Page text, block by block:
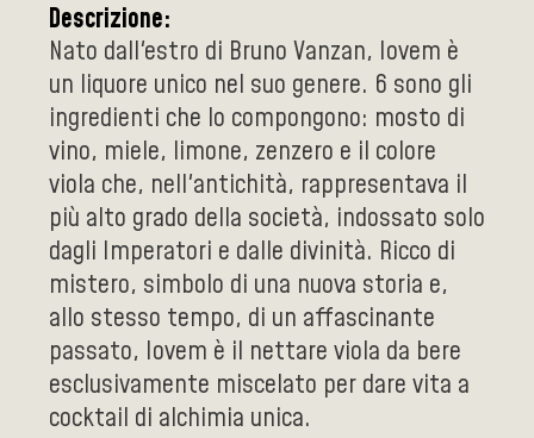
Descrizione:
Nato dall'estro di Bruno Vanzan, Iovem è
un liquore unico nel suo genere. 6 sono gli
ingredienti che lo compongono: mosto di
vino, miele, limone, zenzero e il colore
viola che, nell'antichità, rappresentava il
più alto grado della società, indossato solo
dagli Imperatori e dalle divinità. Ricco di
mistero, simbolo di una nuova storia e,
allo stesso tempo, di un affascinante
passato, Iovem è il nettare viola da bere
esclusivamente miscelato per dare vita a
cocktail di alchimia unica.